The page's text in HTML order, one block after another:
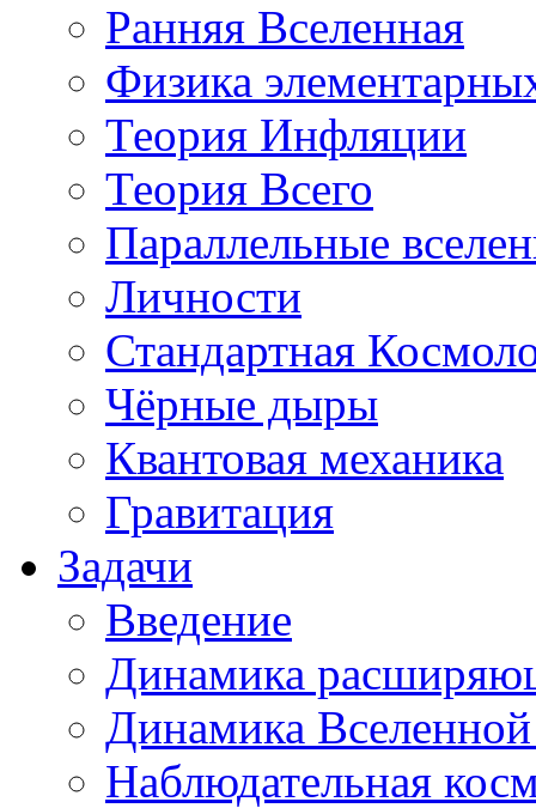
Ранняя Вселенная
Физика
Теория Инфляции
Теория Всего
Параллельные
Личности
Стандартная
Чёрные дыры
Квантовая механика
Гравитация
Задачи
Введение
Динамика
Динамика
Наблюдательная